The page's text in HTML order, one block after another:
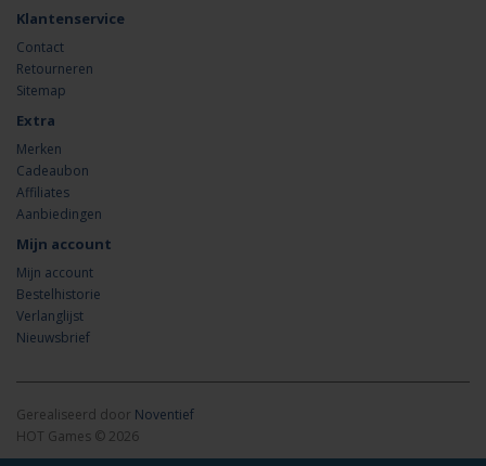
Klantenservice
Contact
Retourneren
Sitemap
Extra
Merken
Cadeaubon
Affiliates
Aanbiedingen
Mijn account
Mijn account
Bestelhistorie
Verlanglijst
Nieuwsbrief
Gerealiseerd door Noventief
HOT Games © 2026